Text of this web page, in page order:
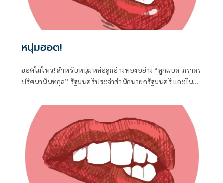
หนุ่มฮอต!
ฮอตไม่ไหว! สำหรับหนุ่มหล่อลูกอ่างทองอย่าง “ลูกแบด-ภราดร
ปริศนานันทกุล” รัฐมนตรีประจำสำนักนายกรัฐมนตรี และใน
รอบวันคล้ายวันเกิด 77 ปี ของนายประภัตร โพธสุธน
สส.สุพรรณบุรี จากค่ายเดียวกันที่จังหวัดสุพรรณบุรี เมื่อวันที่ 1
สิงหาคมที่ผ่านมา